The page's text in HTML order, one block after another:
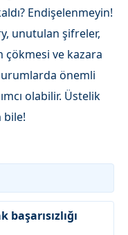
Endişelenmeyin!
unutulan şifreler,
çökmesi ve kazara
önemli
olabilir. Üstelik
bile!